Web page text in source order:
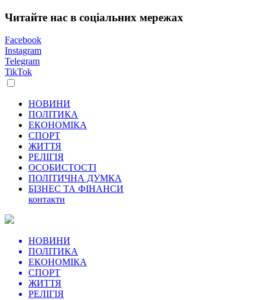
Читайте нас в соціальних мережах
Facebook
Instagram
Telegram
TikTok
НОВИНИ
ПОЛІТИКА
ЕКОНОМІКА
СПОРТ
ЖИТТЯ
РЕЛІГІЯ
ОСОБИСТОСТІ
ПОЛІТИЧНА ДУМКА
БІЗНЕС ТА ФІНАНСИ
контакти
НОВИНИ
ПОЛІТИКА
ЕКОНОМІКА
СПОРТ
ЖИТТЯ
РЕЛІГІЯ